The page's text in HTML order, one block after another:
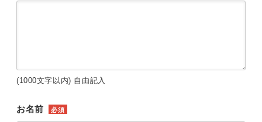
(1000文字以内) 自由記入
お名前 必須